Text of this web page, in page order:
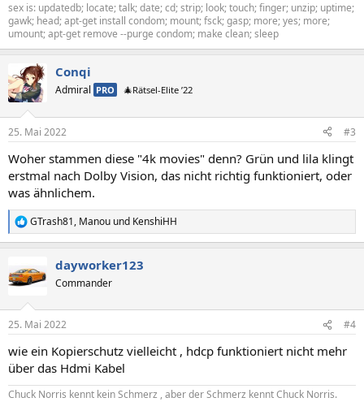
sex is: updatedb; locate; talk; date; cd; strip; look; touch; finger; unzip; uptime;
gawk; head; apt-get install condom; mount; fsck; gasp; more; yes; more;
umount; apt-get remove --purge condom; make clean; sleep
Conqi
Admiral PRO 🎄Rätsel-Elite ’22
25. Mai 2022 #3
Woher stammen diese "4k movies" denn? Grün und lila klingt
erstmal nach Dolby Vision, das nicht richtig funktioniert, oder
was ähnlichem.
R
e
t
i
e
:
GTrash81, Manou und KenshiHH
dayworker123
Commander
25. Mai 2022 #4
wie ein Kopierschutz vielleicht , hdcp funktioniert nicht mehr
über das Hdmi Kabel
Chuck Norris kennt kein Schmerz , aber der Schmerz kennt Chuck Norris.